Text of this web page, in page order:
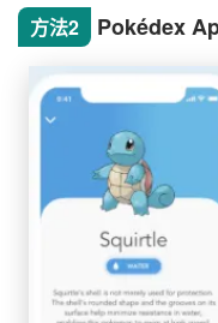
方法2
Pokédex